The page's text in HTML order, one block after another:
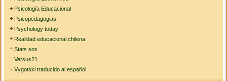
Psicología Educacional
Psicopedagogias
Psychology today
Realidad educacional chilena
Stats sos
Versus21
Vygotski traducido al español